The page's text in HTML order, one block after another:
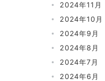
2024年11月
2024年10月
2024年9月
2024年8月
2024年7月
2024年6月